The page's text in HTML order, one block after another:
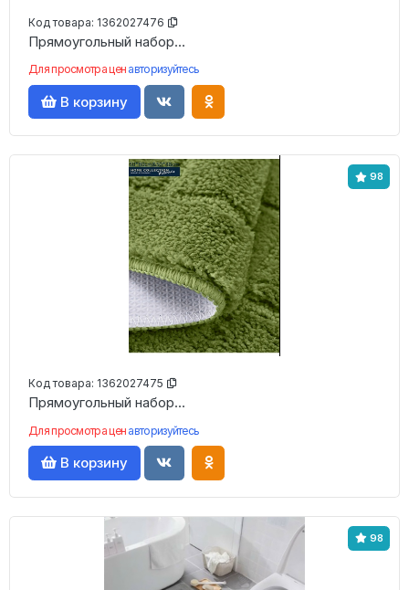
Код товара: 1362027476
Прямоугольный набор...
Для просмотра цен авторизуйтесь
В корзину
98
Код товара: 1362027475
Прямоугольный набор...
Для просмотра цен авторизуйтесь
В корзину
98